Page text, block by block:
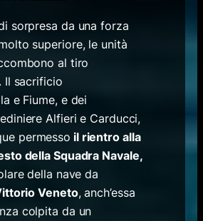
sorpresa da una forza
superiore, le unità
al tiro
Il sacrificio
e Fiume, e dei
Alfieri e Carducci,
permesso il rientro alla
della Squadra Navale,
della nave da
Veneto, anch’essa
colpita da un